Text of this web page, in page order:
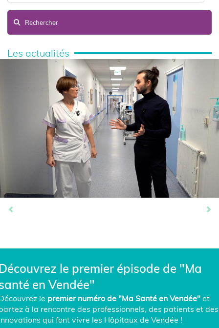
Rechercher
Les actualités
le premier épisode de "Ma
en Vendée"
le premier numéro de "Ma Santé en Vendée"et
à la rencontre des professionnels, des patients et des
qui font vivre les Hôpitaux de Vendée !
Précédent